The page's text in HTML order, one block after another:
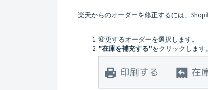
楽天からのオーダーを修正するには、
変更するオーダーを選択します。
"在庫を補充する"をクリックします。